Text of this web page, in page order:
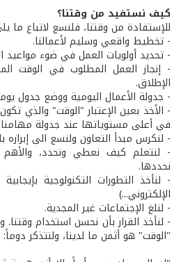
كيف نستفيد من وقتنا؟
للإستفادة من وقتنا، فلنسع لاتباع ما
- تخطيط واقعي وسليم لأعمالنا.
- تحديد أولويات العمل في ضوء مواعيد
- إنجاز العمل المطلوب في الوقت
الإطلاق.
- جدولة الأعمال اليومية ووضع جدول
- الأخذ بعين الإعتبار "الوقت" والذي
في أعلى مستوياتها عند جدولة
- لنكرس مبدأ التعاون ولنسع الى إبرازه
- لنتعلم كيف نعطي ونحدد، والأهم
نحددها.
- لنأخذ التطورات التكنولوجية
الإلكتروني...)
- لنلغ الإجتماعات غير المجدية.
- لنأخد القرار بأن نحسن استخدام وقتنا.
"الوقت" هو أثمن ما لدينا، ولنتذكر دوماً: